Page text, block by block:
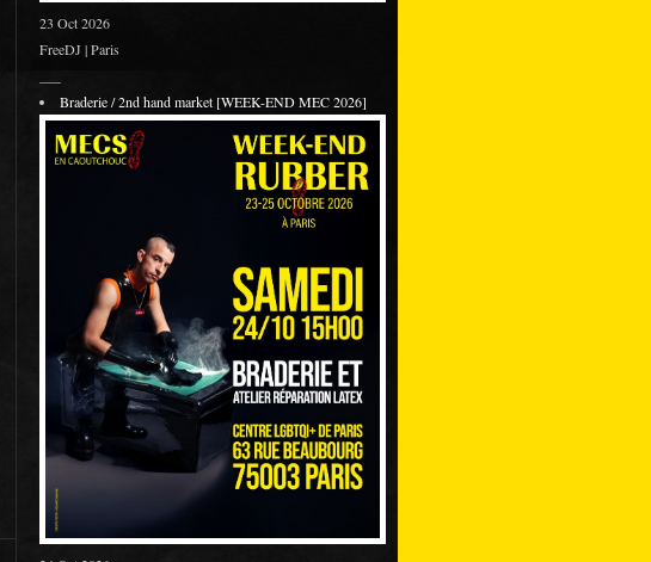
23 Oct 2026
FreeDJ | Paris
Braderie / 2nd hand market [WEEK-END MEC 2026]